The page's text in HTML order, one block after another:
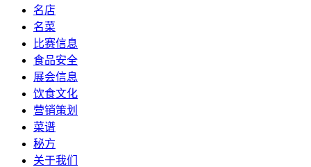
名店
名菜
比赛信息
食品安全
展会信息
饮食文化
营销策划
菜谱
秘方
关于我们